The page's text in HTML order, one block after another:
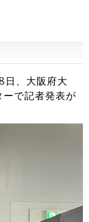
日、大阪府大
で記者発表が